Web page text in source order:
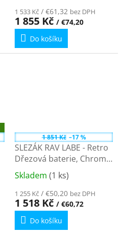
1 533 Kč / €61,32 bez DPH
1 855 Kč / €74,20
Do košíku
1 851 Kč –17 %
SLEZÁK RAV LABE - Retro
Dřezová baterie, Chrom
L506.0/3 - 3,8"
Průměrné
hodnocení
produktu
je
5,0
z
Skladem (1 ks)
1 255 Kč / €50,20 bez DPH
1 518 Kč / €60,72
Do košíku